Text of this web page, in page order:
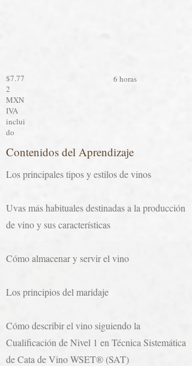
$7.77
2
MXN
IVA
inclui
do
6 horas
Contenidos del Aprendizaje
Los principales tipos y estilos de vinos
Uvas más habituales destinadas a la producción
de vino y sus características
Cómo almacenar y servir el vino
Los principios del maridaje
Cómo describir el vino siguiendo la
Cualificación de Nivel 1 en Técnica Sistemática
de Cata de Vino WSET® (SAT)